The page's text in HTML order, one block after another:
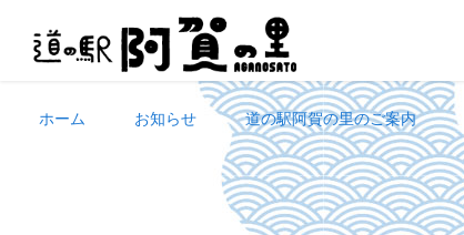
ホーム お知らせ 道の駅阿賀の里のご案内